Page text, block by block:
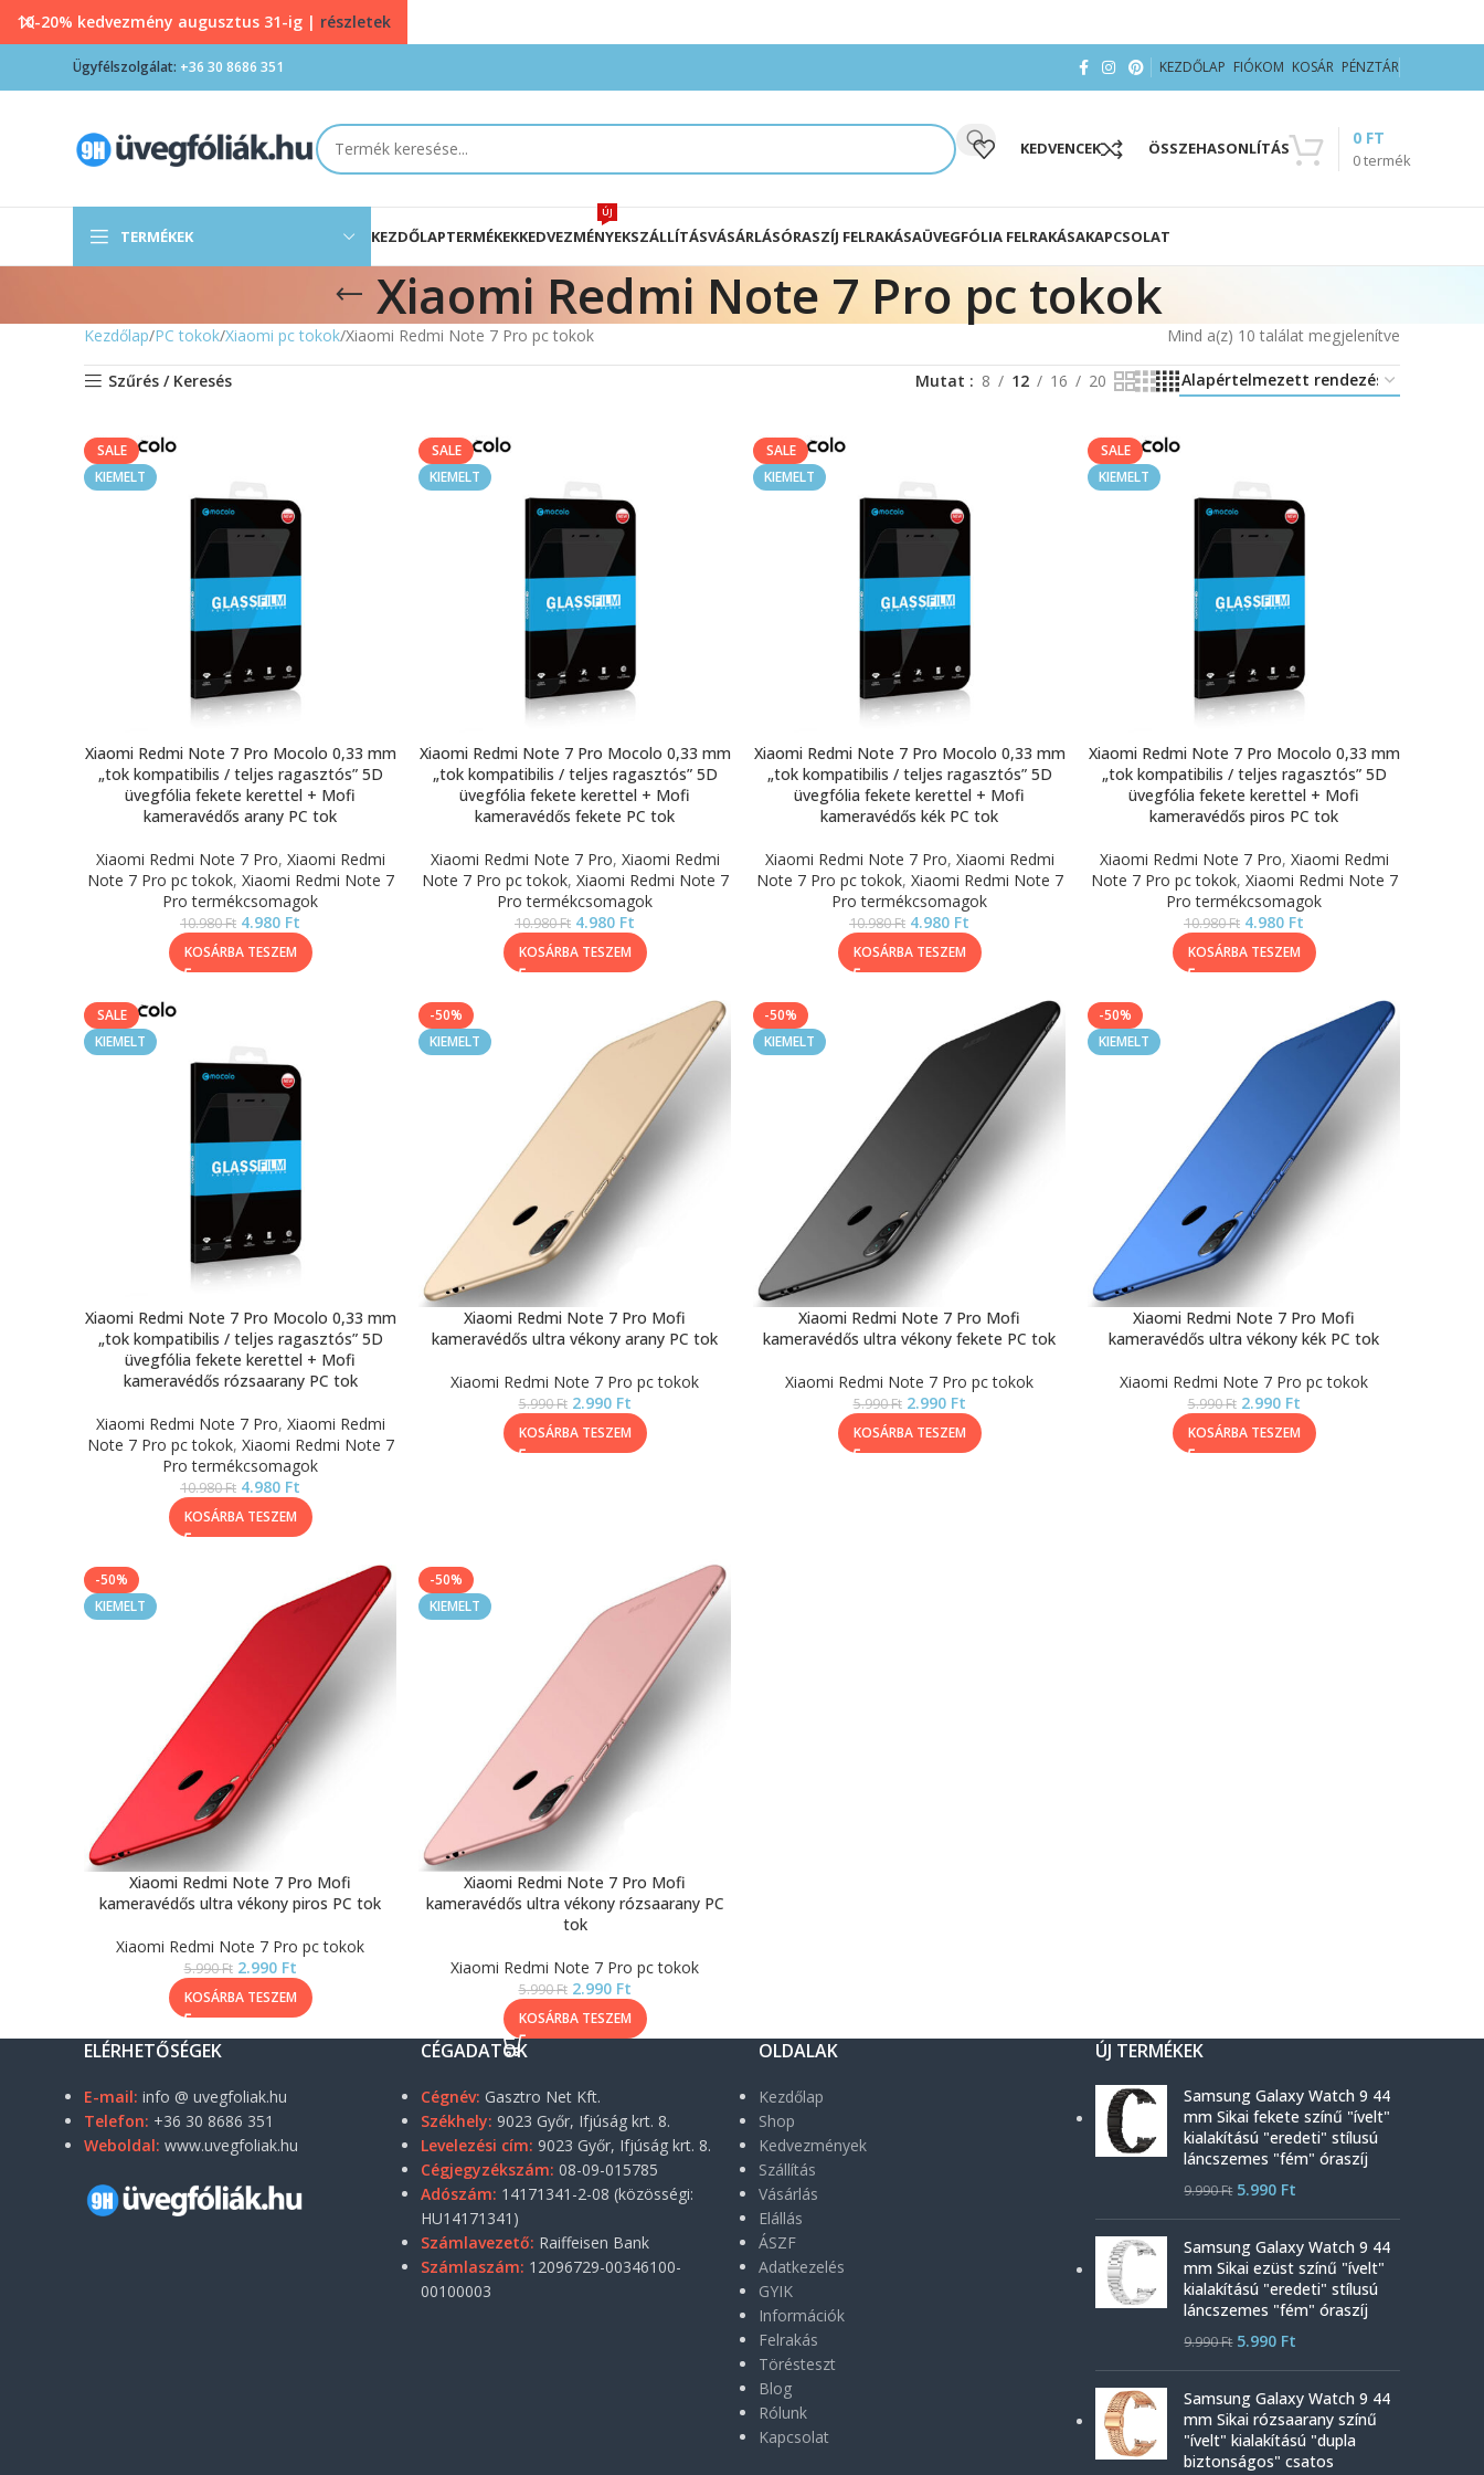
Ügyfélszolgálat: +36 30 8686 351 KEZDŐLAP FIÓKOM KOSÁR PÉNZTÁR
KEDVENCEK ÖSSZEHASONLÍTÁS
0termék
0 FT
TERMÉKEK KEZDŐLAPTERMÉKEKKEDVEZMÉNYEK
ÚJ
SZÁLLÍTÁSVÁSÁRLÁSÓRASZÍJ FELRAKÁSAÜVEGFÓLIA FELRAKÁSAKAPCSOLAT
Xiaomi Redmi Note 7 Pro pc tokok
Kezdőlap PC tokok Xiaomi pc tokok Xiaomi Redmi Note 7 Pro pc tokok Mind a(z) 10 találat megjelenítve
Szűrés / Keresés Mutat 8 12 16 20
SALE
KIEMELT
Xiaomi Redmi Note 7 Pro Mocolo 0,33 mm
„tok kompatibilis / teljes ragasztós” 5D
üvegfólia fekete kerettel + Mofi
kameravédős arany PC tok
Xiaomi Redmi Note 7 Pro, Xiaomi Redmi
Note 7 Pro pc tokok, Xiaomi Redmi Note 7
Pro termékcsomagok
10.980Ft 4.980 Ft
KOSÁRBA TESZEM
SALE
KIEMELT
Xiaomi Redmi Note 7 Pro Mocolo 0,33 mm
„tok kompatibilis / teljes ragasztós” 5D
üvegfólia fekete kerettel + Mofi
kameravédős fekete PC tok
Xiaomi Redmi Note 7 Pro, Xiaomi Redmi
Note 7 Pro pc tokok, Xiaomi Redmi Note 7
Pro termékcsomagok
10.980Ft 4.980 Ft
KOSÁRBA TESZEM
SALE
KIEMELT
Xiaomi Redmi Note 7 Pro Mocolo 0,33 mm
„tok kompatibilis / teljes ragasztós” 5D
üvegfólia fekete kerettel + Mofi
kameravédős kék PC tok
Xiaomi Redmi Note 7 Pro, Xiaomi Redmi
Note 7 Pro pc tokok, Xiaomi Redmi Note 7
Pro termékcsomagok
10.980Ft 4.980 Ft
KOSÁRBA TESZEM
SALE
KIEMELT
Xiaomi Redmi Note 7 Pro Mocolo 0,33 mm
„tok kompatibilis / teljes ragasztós” 5D
üvegfólia fekete kerettel + Mofi
kameravédős piros PC tok
Xiaomi Redmi Note 7 Pro, Xiaomi Redmi
Note 7 Pro pc tokok, Xiaomi Redmi Note 7
Pro termékcsomagok
10.980Ft 4.980 Ft
KOSÁRBA TESZEM
SALE
KIEMELT
Xiaomi Redmi Note 7 Pro Mocolo 0,33 mm
„tok kompatibilis / teljes ragasztós” 5D
üvegfólia fekete kerettel + Mofi
kameravédős rózsaarany PC tok
Xiaomi Redmi Note 7 Pro, Xiaomi Redmi
Note 7 Pro pc tokok, Xiaomi Redmi Note 7
Pro termékcsomagok
10.980Ft 4.980 Ft
KOSÁRBA TESZEM
-50%
KIEMELT
Xiaomi Redmi Note 7 Pro Mofi
kameravédős ultra vékony arany PC tok
Xiaomi Redmi Note 7 Pro pc tokok
5.990Ft 2.990 Ft
KOSÁRBA TESZEM
-50%
KIEMELT
Xiaomi Redmi Note 7 Pro Mofi
kameravédős ultra vékony fekete PC tok
Xiaomi Redmi Note 7 Pro pc tokok
5.990Ft 2.990 Ft
KOSÁRBA TESZEM
-50%
KIEMELT
Xiaomi Redmi Note 7 Pro Mofi
kameravédős ultra vékony kék PC tok
Xiaomi Redmi Note 7 Pro pc tokok
5.990Ft 2.990 Ft
KOSÁRBA TESZEM
-50%
KIEMELT
Xiaomi Redmi Note 7 Pro Mofi
kameravédős ultra vékony piros PC tok
Xiaomi Redmi Note 7 Pro pc tokok
5.990Ft 2.990 Ft
KOSÁRBA TESZEM
-50%
KIEMELT
Xiaomi Redmi Note 7 Pro Mofi
kameravédős ultra vékony rózsaarany PC
tok
Xiaomi Redmi Note 7 Pro pc tokok
5.990Ft 2.990 Ft
KOSÁRBA TESZEM
ELÉRHETŐSÉGEK
E-mail: info @ uvegfoliak.hu
Telefon: +36 30 8686 351
Weboldal: www.uvegfoliak.hu
CÉGADATOK
Cégnév: Gasztro Net Kft.
Székhely: 9023 Győr, Ifjúság krt. 8.
Levelezési cím: 9023 Győr, Ifjúság krt. 8.
Cégjegyzékszám: 08-09-015785
Adószám: 14171341-2-08 (közösségi:
HU14171341)
Számlavezető: Raiffeisen Bank
Számlaszám: 12096729-00346100-
00100003
OLDALAK
Kezdőlap
Shop
Kedvezmények
Szállítás
Vásárlás
Elállás
ÁSZF
Adatkezelés
GYIK
Információk
Felrakás
Törésteszt
Blog
Rólunk
Kapcsolat
ÚJ TERMÉKEK
Samsung Galaxy Watch 9 44
mm Sikai fekete színű "ívelt"
kialakítású "eredeti" stílusú
láncszemes "fém" óraszíj
9.990Ft 5.990 Ft
Samsung Galaxy Watch 9 44
mm Sikai ezüst színű "ívelt"
kialakítású "eredeti" stílusú
láncszemes "fém" óraszíj
9.990Ft 5.990 Ft
Samsung Galaxy Watch 9 44
mm Sikai rózsaarany színű
"ívelt" kialakítású "dupla
biztonságos" csatos
10-20% kedvezmény augusztus 31-ig | részletek